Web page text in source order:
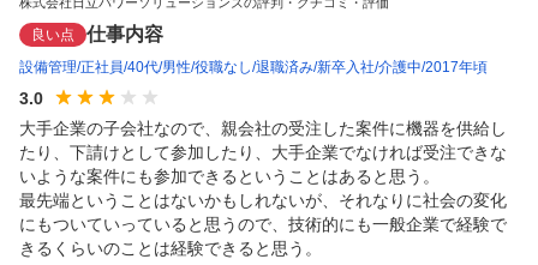
良い点 仕事内容
設備管理 正社員 40代 男性 役職なし 退職済み 新卒入社 介護中 2017年頃
3.0
大手企業の子会社なので、親会社の受注した案件に機器を供給し
たり、下請けとして参加したり、大手企業でなければ受注できな
いような案件にも参加できるということはあると思う。
最先端ということはないかもしれないが、それなりに社会の変化
にもついていっていると思うので、技術的にも一般企業で経験で
きるくらいのことは経験できると思う。